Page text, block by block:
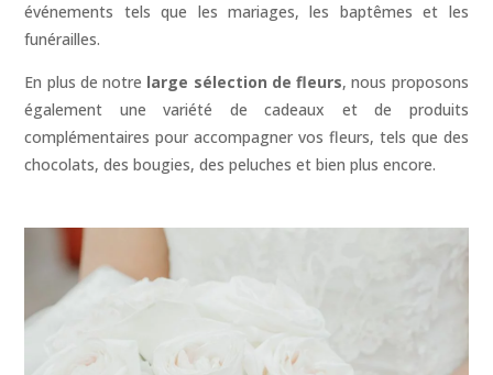
événements tels que les mariages, les baptêmes et les
funérailles.
En plus de notre large sélection de fleurs, nous proposons
également une variété de cadeaux et de produits
complémentaires pour accompagner vos fleurs, tels que des
chocolats, des bougies, des peluches et bien plus encore.